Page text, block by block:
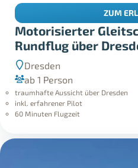
Motorisierter
Rundflug über
Dresden
ab 1 Person
traumhafte Aussicht über Dresden
inkl. erfahrener Pilot
60 Minuten Flugzeit
ZUM